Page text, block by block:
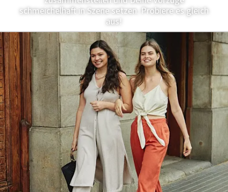
schmeichelhaft in Szene setzen. Probiere es gleich
aus!